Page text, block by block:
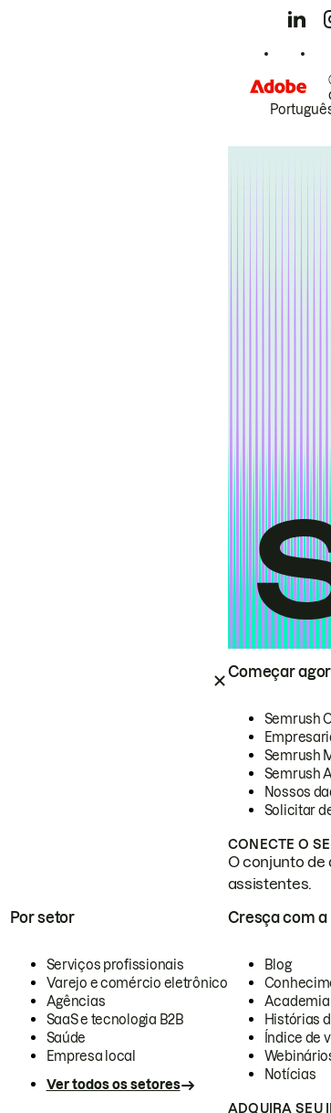
Começar
Semrush
Semrush
Semrush
Nossos
Solicitar
CONECTE O
O conjunto de
assistentes.
Por setor
Serviços profissionais
Varejo e comércio eletrônico
Agências
SaaS e tecnologia B2B
Saúde
Empresa local
Ver todos os setores
Cresça com a
Blog
Academia
Histórias
Índice de
Notícias
ADQUIRA SEU